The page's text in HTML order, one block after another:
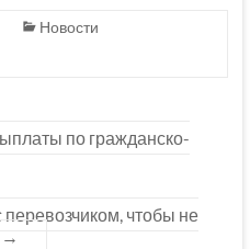
Новости
по гражданско-
перевозчиком, чтобы не
→